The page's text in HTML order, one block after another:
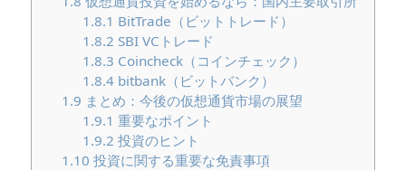
1.8.1 BitTrade（ビットトレード）
1.8.2 SBI VCトレード
1.8.3 Coincheck（コインチェック）
1.8.4bitbank（ビットバンク）
1.9 まとめ：今後の仮想通貨市場の展望
1.9.1 重要なポイント
1.9.2 投資のヒント
1.10 投資に関する重要な免責事項